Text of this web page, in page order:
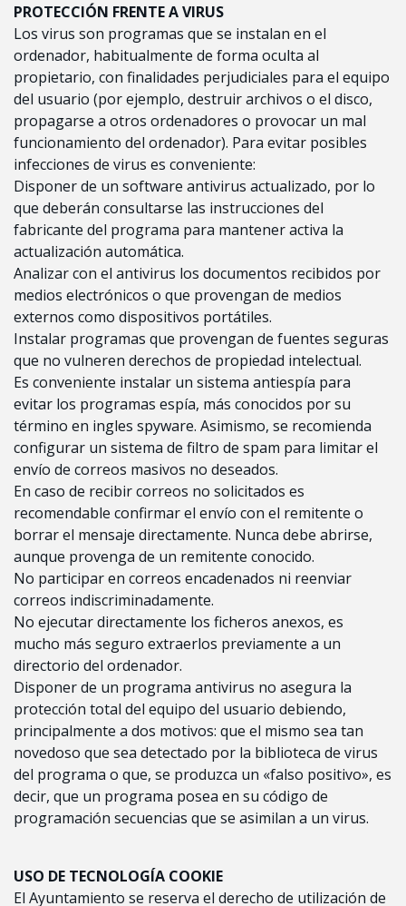
PROTECCIÓN FRENTE A VIRUS
Los virus son programas que se instalan en el
ordenador, habitualmente de forma oculta al
propietario, con finalidades perjudiciales para el equipo
del usuario (por ejemplo, destruir archivos o el disco,
propagarse a otros ordenadores o provocar un mal
funcionamiento del ordenador). Para evitar posibles
infecciones de virus es conveniente:
Disponer de un software antivirus actualizado, por lo
que deberán consultarse las instrucciones del
fabricante del programa para mantener activa la
actualización automática.
Analizar con el antivirus los documentos recibidos por
medios electrónicos o que provengan de medios
externos como dispositivos portátiles.
Instalar programas que provengan de fuentes seguras
que no vulneren derechos de propiedad intelectual.
Es conveniente instalar un sistema antiespía para
evitar los programas espía, más conocidos por su
término en ingles spyware. Asimismo, se recomienda
configurar un sistema de filtro de spam para limitar el
envío de correos masivos no deseados.
En caso de recibir correos no solicitados es
recomendable confirmar el envío con el remitente o
borrar el mensaje directamente. Nunca debe abrirse,
aunque provenga de un remitente conocido.
No participar en correos encadenados ni reenviar
correos indiscriminadamente.
No ejecutar directamente los ficheros anexos, es
mucho más seguro extraerlos previamente a un
directorio del ordenador.
Disponer de un programa antivirus no asegura la
protección total del equipo del usuario debiendo,
principalmente a dos motivos: que el mismo sea tan
novedoso que sea detectado por la biblioteca de virus
del programa o que, se produzca un «falso positivo», es
decir, que un programa posea en su código de
programación secuencias que se asimilan a un virus.
USO DE TECNOLOGÍA COOKIE
El Ayuntamiento se reserva el derecho de utilización de